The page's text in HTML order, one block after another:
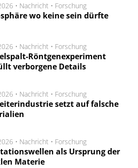
• Nachricht • Forschung
wo keine sein dürfte
• Nachricht • Forschung
Röntgenexperiment
verborgene Details
• Nachricht • Forschung
setzt auf falsche
• Nachricht • Forschung
als Ursprung der
Materie